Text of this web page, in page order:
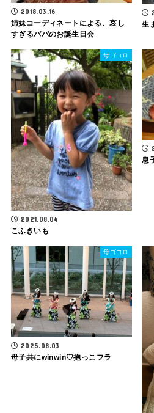
2018.03.16
姉妹コーディネートによる、哀し
すぎるパパのお誕生日会
生
母ゴコロ
2021.08.04
こふきいも
息
母ゴコロ
2025.08.03
母子共にwinwin♡抱っこフラ